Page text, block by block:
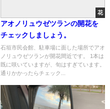
花
アオノリュウゼツランの開花を
チェックしましょう。
石垣市民会館、駐車場に面した場所でアオ
ノリュウゼツランが開花間近です。 1本は
既に咲いていますが、旬はすぎています。
通りかかったらチェック...